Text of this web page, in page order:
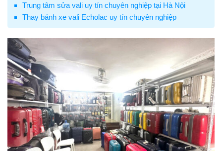
Trung tâm sửa vali uy tín chuyên nghiệp tại Hà Nội
Thay bánh xe vali Echolac uy tín chuyên nghiệp